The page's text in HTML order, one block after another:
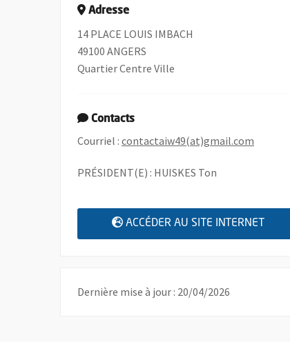
Adresse
14 PLACE LOUIS IMBACH
49100 ANGERS
Quartier Centre Ville
Contacts
Courriel :contactaiw49(at)gmail.com
PRÉSIDENT(E) : HUISKES Ton
ACCÉDER AU SITE INTERNET ,
Dernière mise à jour : 20/04/2026